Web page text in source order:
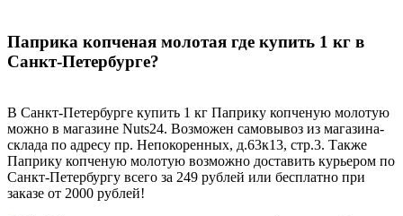
Паприка копченая молотая где купить 1 кг в
Санкт-Петербурге?
В Санкт-Петербурге купить 1 кг Паприку копченую молотую
можно в магазине Nuts24. Возможен самовывоз из магазина-
склада по адресу пр. Непокоренных, д.63к13, стр.3. Также
Паприку копченую молотую возможно доставить курьером по
Санкт-Петербургу всего за 249 рублей или бесплатно при
заказе от 2000 рублей!